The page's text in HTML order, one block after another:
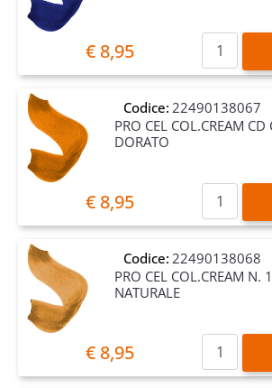
€ 8,95
Codice: 22490138067
PRO CEL COL.CREAM CD
DORATO
€ 8,95
Codice: 22490138068
PRO CEL COL.CREAM N.
NATURALE
€ 8,95